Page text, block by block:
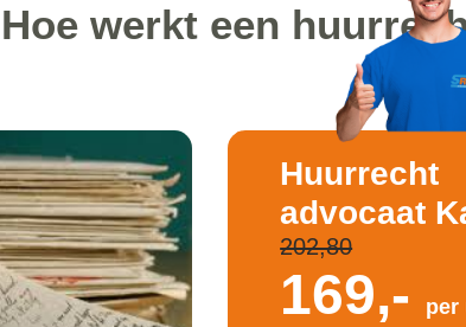
Hoe werkt een
Huurrecht
advocaat
202,80
169,- per